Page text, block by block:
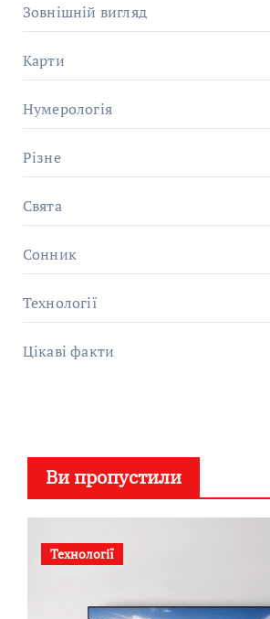
Зовнішній вигляд
Карти
Нумерологія
Різне
Свята
Сонник
Технології
Цікаві факти
Ви пропустили
Технології